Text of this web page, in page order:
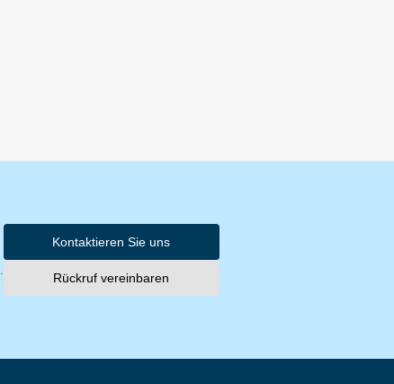
Kontaktieren Sie uns
Rückruf vereinbaren